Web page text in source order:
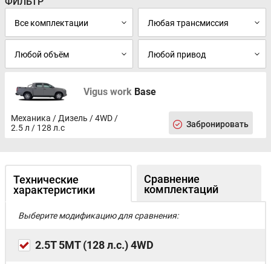
Vigus work Base
Механика / Дизель / 4WD /
2.5 л / 128 л.с
Забронировать
Технические
характеристики
Сравнение
комплектаций
Выберите модификацию для сравнения:
2.5T 5MT (128 л.с.) 4WD